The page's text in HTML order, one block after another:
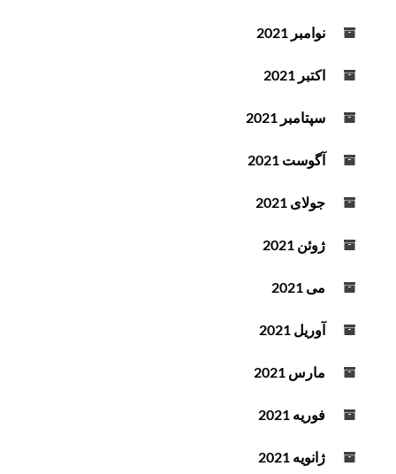
نوامبر 2021
اکتبر 2021
سپتامبر 2021
آگوست 2021
جولای 2021
ژوئن 2021
می 2021
آوریل 2021
مارس 2021
فوریه 2021
ژانویه 2021